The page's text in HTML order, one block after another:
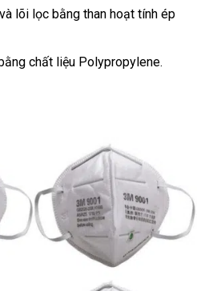
lõi lọc bằng than hoạt tính ép
chất liệu Polypropylene.